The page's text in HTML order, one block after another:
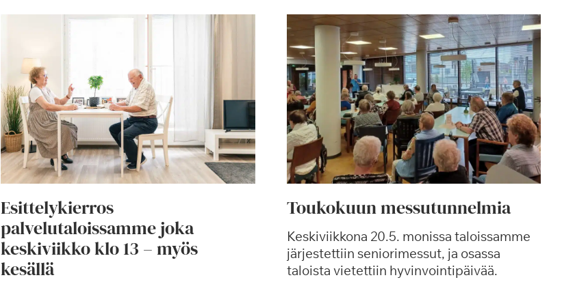
Esittelykierros
palvelutaloissamme joka
keskiviikko klo 13 – myös
kesällä
Toukokuun messutunnelmia
Keskiviikkona 20.5. monissa taloissamme
järjestettiin seniorimessut, ja osassa
taloista vietettiin hyvinvointipäivää.